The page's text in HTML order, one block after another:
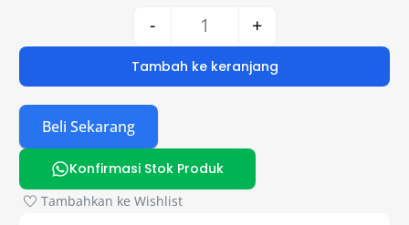
- +
Tambah ke keranjang
Beli Sekarang
Konfirmasi Stok Produk
Tambahkan ke Wishlist